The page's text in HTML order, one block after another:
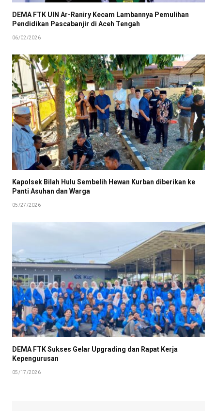
DEMA FTK UIN Ar-Raniry Kecam Lambannya Pemulihan
Pendidikan Pascabanjir di Aceh Tengah
06/02/2026
Kapolsek Bilah Hulu Sembelih Hewan Kurban diberikan ke
Panti Asuhan dan Warga
05/27/2026
DEMA FTK Sukses Gelar Upgrading dan Rapat Kerja
Kepengurusan
05/17/2026